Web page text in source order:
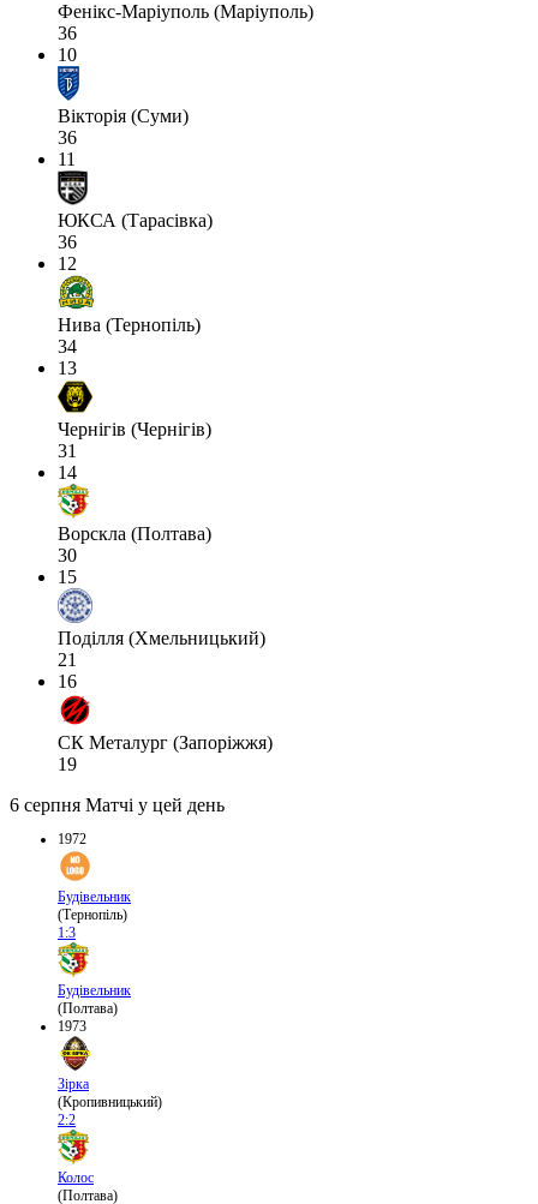
Фенікс-Маріуполь (Маріуполь)
36
10
Вікторія (Суми)
36
11
ЮКСА (Тарасівка)
36
12
Нива (Тернопіль)
34
13
Чернігів (Чернігів)
31
14
Ворскла (Полтава)
30
15
Поділля (Хмельницький)
21
16
СК Металург (Запоріжжя)
19
6 серпня Матчі у цей день
1972
Будівельник
(Тернопіль)
1:3
Будівельник
(Полтава)
1973
Зірка
(Кропивницький)
2:2
Колос
(Полтава)